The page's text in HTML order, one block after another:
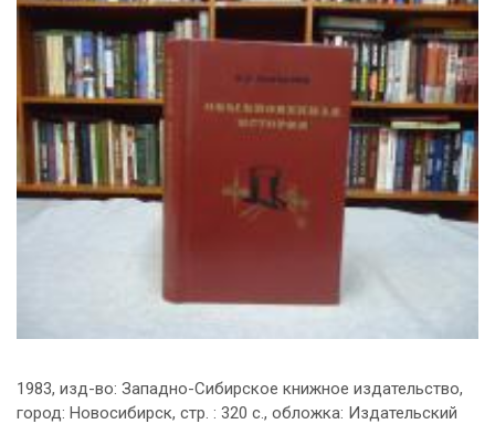
1983, изд-во: Западно-Сибирское книжное издательство,
город: Новосибирск, стр. : 320 с., обложка: Издательский